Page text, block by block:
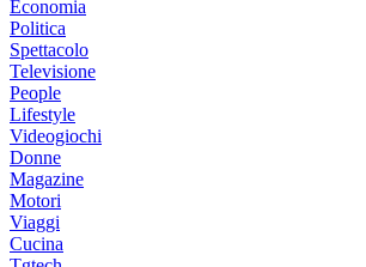
Economia
Politica
Spettacolo
Televisione
People
Lifestyle
Videogiochi
Donne
Magazine
Motori
Viaggi
Cucina